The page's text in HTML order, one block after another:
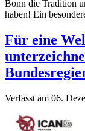
Bonn die Tradition
haben! Ein
Für eine
Verfasst am 06.